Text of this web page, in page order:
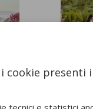
cookie presenti